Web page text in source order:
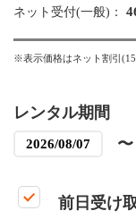
ネット受付(一般)：
※表示価格はネット割引(15
レンタル期間
〜
前日受け